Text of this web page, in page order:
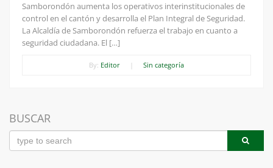
Samborondón aumenta los operativos interinstitucionales de
control en el cantón y desarrolla el Plan Integral de Seguridad.
La Alcaldía de Samborondón refuerza el trabajo en cuanto a
seguridad ciudadana. El […]
By: Editor Sin categoría
BUSCAR